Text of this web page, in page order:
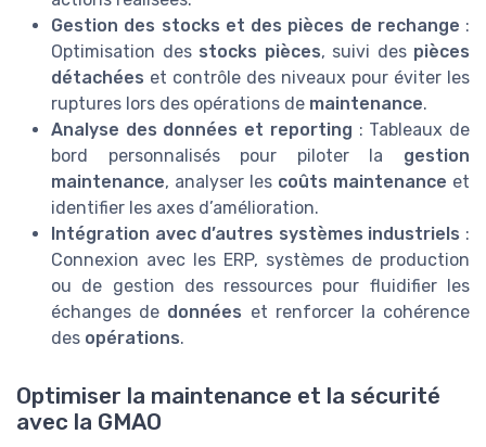
Gestion des stocks et des pièces de rechange :
Optimisation des stocks pièces, suivi des pièces
détachées et contrôle des niveaux pour éviter les
ruptures lors des opérations de maintenance.
Analyse des données et reporting : Tableaux de
bord personnalisés pour piloter la gestion
maintenance, analyser les coûts maintenance et
identifier les axes d’amélioration.
Intégration avec d’autres systèmes industriels :
Connexion avec les ERP, systèmes de production
ou de gestion des ressources pour fluidifier les
échanges de données et renforcer la cohérence
des opérations.
Optimiser la maintenance et la sécurité
avec la GMAO